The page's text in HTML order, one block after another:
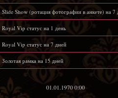
Slide Show (ротация фотографии в анкете) на 7
Royal Vip статус на 1 день
Royal Vip статус на 7 дней
Золотая рамка на 15 дней
01.01.1970 0:00